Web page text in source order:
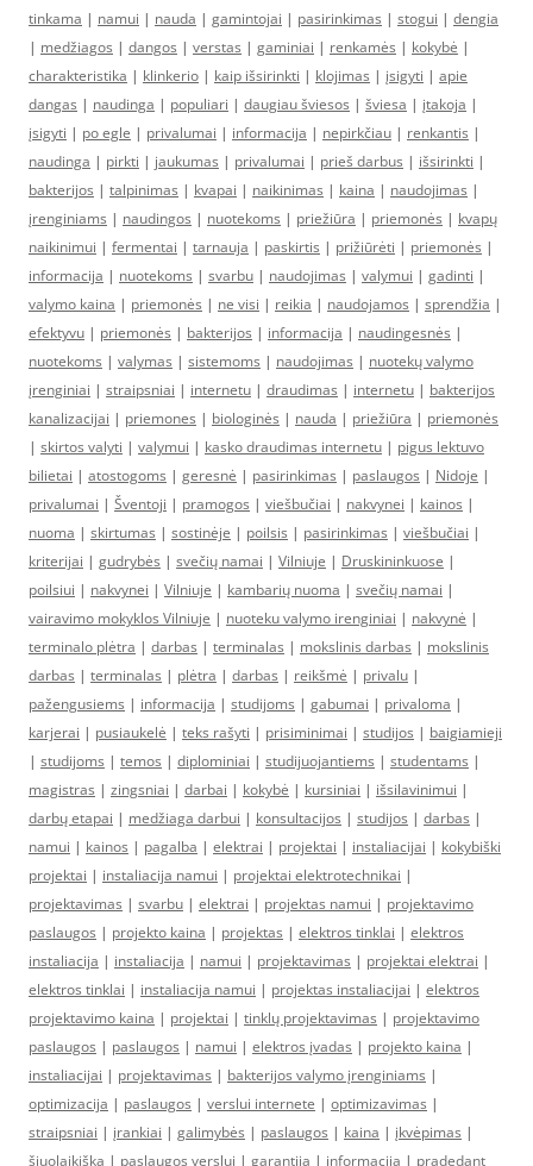
tinkama | namui | nauda | gamintojai | pasirinkimas | stogui | dengia
| medžiagos | dangos | verstas | gaminiai | renkamės | kokybė |
charakteristika | klinkerio | kaip išsirinkti | klojimas | įsigyti | apie
dangas | naudinga | populiari | daugiau šviesos | šviesa | įtakoja |
įsigyti | po egle | privalumai | informacija | nepirkčiau | renkantis |
naudinga | pirkti | jaukumas | privalumai | prieš darbus | išsirinkti |
bakterijos | talpinimas | kvapai | naikinimas | kaina | naudojimas |
įrenginiams | naudingos | nuotekoms | priežiūra | priemonės | kvapų
naikinimui | fermentai | tarnauja | paskirtis | prižiūrėti | priemonės |
informacija | nuotekoms | svarbu | naudojimas | valymui | gadinti |
valymo kaina | priemonės | ne visi | reikia | naudojamos | sprendžia |
efektyvu | priemonės | bakterijos | informacija | naudingesnės |
nuotekoms | valymas | sistemoms | naudojimas | nuotekų valymo
įrenginiai | straipsniai | internetu | draudimas | internetu | bakterijos
kanalizacijai | priemones | biologinės | nauda | priežiūra | priemonės
| skirtos valyti | valymui | kasko draudimas internetu | pigus lektuvo
bilietai | atostogoms | geresnė | pasirinkimas | paslaugos | Nidoje |
privalumai | Šventoji | pramogos | viešbučiai | nakvynei | kainos |
nuoma | skirtumas | sostinėje | poilsis | pasirinkimas | viešbučiai |
kriterijai | gudrybės | svečių namai | Vilniuje | Druskininkuose |
poilsiui | nakvynei | Vilniuje | kambarių nuoma | svečių namai |
vairavimo mokyklos Vilniuje | nuoteku valymo irenginiai | nakvynė |
terminalo plėtra | darbas | terminalas | mokslinis darbas | mokslinis
darbas | terminalas | plėtra | darbas | reikšmė | privalu |
pažengusiems | informacija | studijoms | gabumai | privaloma |
karjerai | pusiaukelė | teks rašyti | prisiminimai | studijos | baigiamieji
| studijoms | temos | diplominiai | studijuojantiems | studentams |
magistras | zingsniai | darbai | kokybė | kursiniai | išsilavinimui |
darbų etapai | medžiaga darbui | konsultacijos | studijos | darbas |
namui | kainos | pagalba | elektrai | projektai | instaliacijai | kokybiški
projektai | instaliacija namui | projektai elektrotechnikai |
projektavimas | svarbu | elektrai | projektas namui | projektavimo
paslaugos | projekto kaina | projektas | elektros tinklai | elektros
instaliacija | instaliacija | namui | projektavimas | projektai elektrai |
elektros tinklai | instaliacija namui | projektas instaliacijai | elektros
projektavimo kaina | projektai | tinklų projektavimas | projektavimo
paslaugos | paslaugos | namui | elektros įvadas | projekto kaina |
instaliacijai | projektavimas | bakterijos valymo įrenginiams |
optimizacija | paslaugos | verslui internete | optimizavimas |
straipsniai | įrankiai | galimybės | paslaugos | kaina | įkvėpimas |
šiuolaikiška | paslaugos verslui | garantija | informacija | pradedant